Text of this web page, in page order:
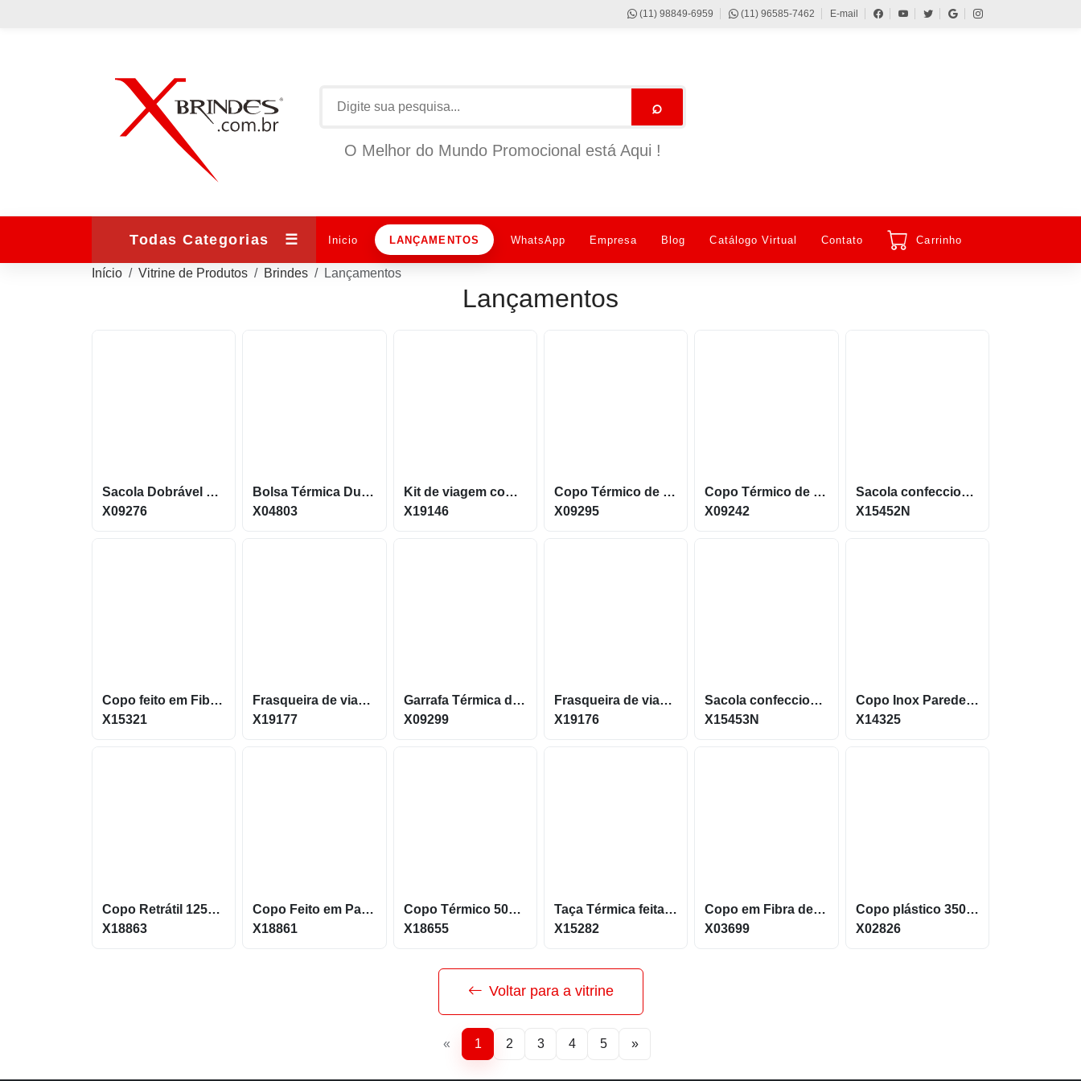
(11) 98849-6959 (11) 96585-7462 E-mail
⌕
O Melhor do Mundo Promocional está Aqui !
Todas Categorias ☰ Inicio LANÇAMENTOS WhatsApp Empresa Blog Catálogo Virtual Contato Carrinho
Início Vitrine de Produtos Brindes Lançamentos
Lançamentos
Sacola Dobrável confeccionada em Oxford 210D X09276
X09276
Bolsa Térmica Dupla Expansível em Oxford 300D 15L X04803
X04803
Kit de viagem composto por porta-passaporte e tag X19146
X19146
Copo Térmico de 480Ml em formato tipo tulipa X09295
X09295
Copo Térmico de 800ml com parede dupla em inox 304 X09242
X09242
Sacola confeccionada em TNT com revestimento externo metalizado X15452N
X15452N
Copo feito em Fibra de Madeira com capacidade máxima de 450ml X15321
X15321
Frasqueira de viagem em plástico ABS com capacidade de 8 litros X19177
X19177
Garrafa Térmica de capacidade 750ml com Parede dupla X09299
X09299
Frasqueira de viagem em plástico ABS com capacidade de10 litros X19176
X19176
Sacola confeccionada em TNT com revestimento externo metalizado X15453N
X15453N
Copo Inox Parede Dupla de 250ml Antiqueda com ventosa X14325
X14325
Copo Retrátil 125ML em Fibra da Palha de Trigo X18863
X18863
Copo Feito em Palha de Trigo com capacidade de 310m X18861
X18861
Copo Térmico 500 ML Feito em Inox com canudo X18655
X18655
Taça Térmica feita em Inox de Parede Dupla X15282
X15282
Copo em Fibra de Trigo capacidade 450ml Livre de BPA X03699
X03699
Copo plástico 350ml com tampa de pressão com trava X02826
X02826
Voltar para a vitrine
« 1 2 3 4 5 »